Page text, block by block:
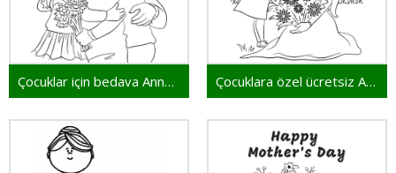
Çocuklar için bedava Anneler Günü Çocuklara özel ücretsiz Anneler Günü